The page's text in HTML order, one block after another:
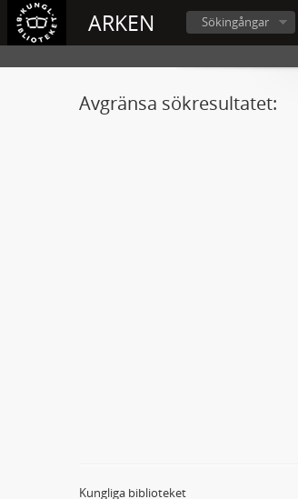
ARKEN Sökingångar
Avgränsa sökresultatet:
Kungliga biblioteket